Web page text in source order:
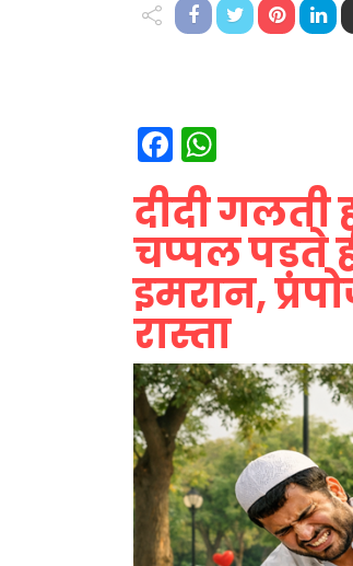
Facebook
दीदी गलती
चप्पल पड़ते
इमरान,
रास्ता